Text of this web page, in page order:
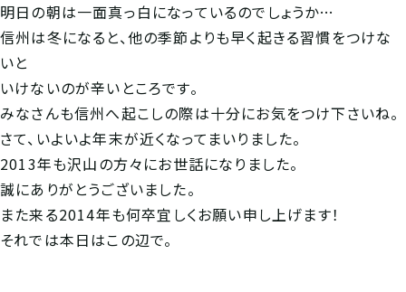
明日の朝は一面真っ白になっているのでしょうか…
信州は冬になると、他の季節よりも早く起きる習慣をつけな
いと
いけないのが辛いところです。
みなさんも信州へ起こしの際は十分にお気をつけ下さいね。
さて、いよいよ年末が近くなってまいりました。
2013年も沢山の方々にお世話になりました。
誠にありがとうございました。
また来る2014年も何卒宜しくお願い申し上げます！
それでは本日はこの辺で。